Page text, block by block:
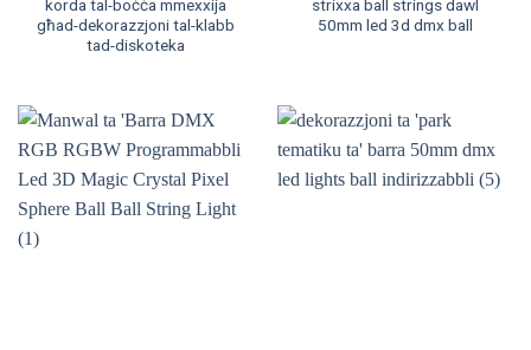
korda tal-boċċa mmexxija
għad-dekorazzjoni tal-klabb
tad-diskoteka
strixxa ball strings dawl
50mm led 3d dmx ball